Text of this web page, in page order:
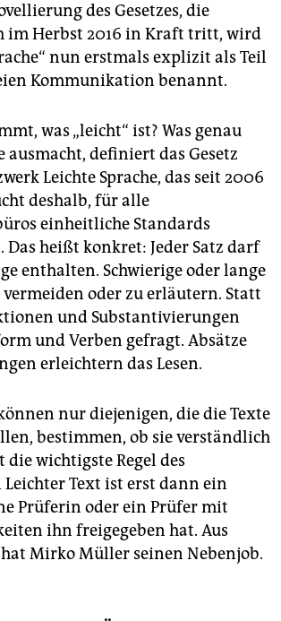
des Gesetzes, die
im Herbst 2016 in Kraft tritt, wird
nun erstmals explizit als Teil
Kommunikation benannt.
was „leicht“ ist? Was genau
ausmacht, definiert das Gesetz
Leichte Sprache, das seit 2006
deshalb, für alle
einheitliche Standards
Das heißt konkret: Jeder Satz darf
enthalten. Schwierige oder lange
oder zu erläutern. Statt
und Substantivierungen
und Verben gefragt. Absätze
erleichtern das Lesen.
nur diejenigen, die die Texte
bestimmen, ob sie verständlich
die wichtigste Regel des
Leichter Text ist erst dann ein
Prüferin oder ein Prüfer mit
ihn freigegeben hat. Aus
Mirko Müller seinen Nebenjob.